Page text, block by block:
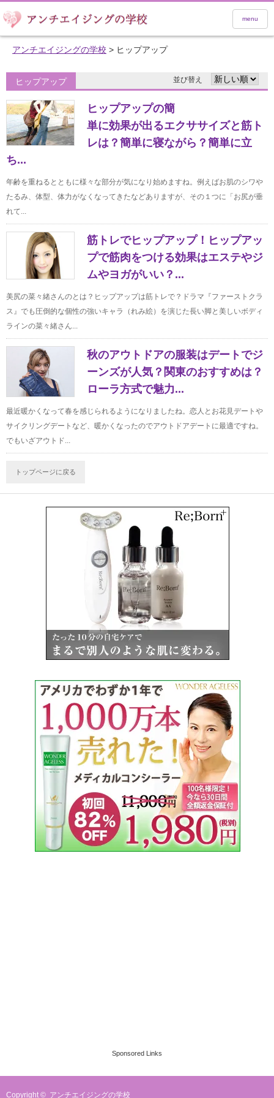
menu
アンチエイジングの学校 > ヒップアップ
ヒップアップ 並び替え
ヒップアップの簡
単に効果が出るエクササイズと筋ト
レは？簡単に寝ながら？簡単に立
ち...
年齢を重ねるとともに様々な部分が気になり始めますね。例えばお肌のシワや
たるみ、体型、体力がなくなってきたなどありますが、その１つに「お尻が垂
れて...
筋トレでヒップアップ！ヒップアッ
プで筋肉をつける効果はエステやジ
ムやヨガがいい？...
美尻の菜々緒さんのとは？ヒップアップは筋トレで？ドラマ『ファーストクラ
ス』でも圧倒的な個性の強いキャラ（れみ絵）を演じた長い脚と美しいボディ
ラインの菜々緒さん...
秋のアウトドアの服装はデートでジ
ーンズが人気？関東のおすすめは？
ローラ方式で魅力...
最近暖かくなって春を感じられるようになりましたね。恋人とお花見デートや
サイクリングデートなど、暖かくなったのでアウトドアデートに最適ですね。
でもいざアウトド...
トップページに戻る
Sponsored Links
Copyright © アンチエイジングの学校